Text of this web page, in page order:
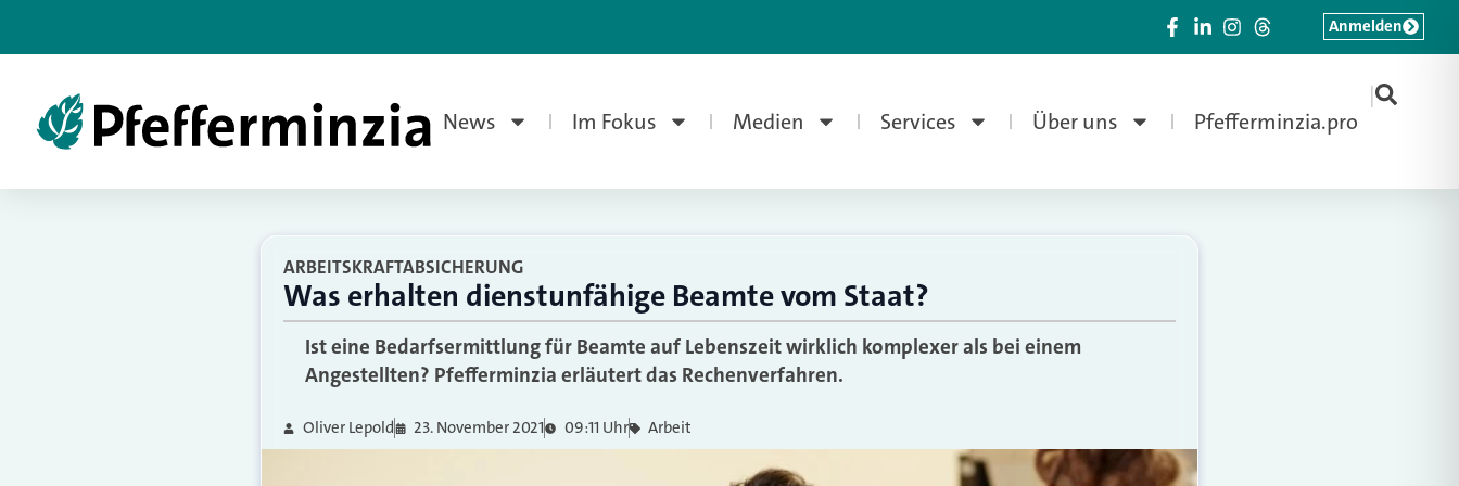
News Im Fokus Medien Services Über uns Pfefferminzia.pro
|
Anmelden
ARBEITSKRAFTABSICHERUNG
Was erhalten dienstunfähige Beamte vom Staat?
Ist eine Bedarfsermittlung für Beamte auf Lebenszeit wirklich komplexer als bei einem
Angestellten? Pfefferminzia erläutert das Rechenverfahren.
Oliver Lepold 23. November 2021 09:11 Uhr Arbeit